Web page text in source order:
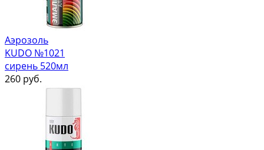
Аэрозоль
KUDO №1021
сирень 520мл
260 руб.